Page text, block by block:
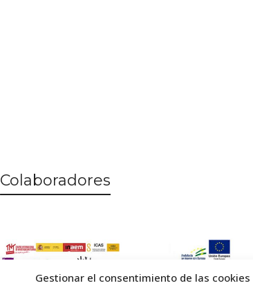
Gestionar el consentimiento de las cookies
Colaboradores